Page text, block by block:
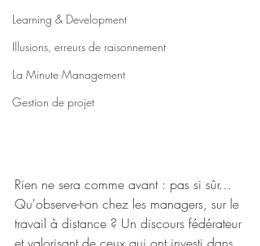
Learning & Development
Illusions, erreurs de raisonnement
La Minute Management
Gestion de projet
Rien ne sera comme avant : pas si sûr…
Qu'observe-t-on chez les managers, sur le
travail à distance ? Un discours fédérateur